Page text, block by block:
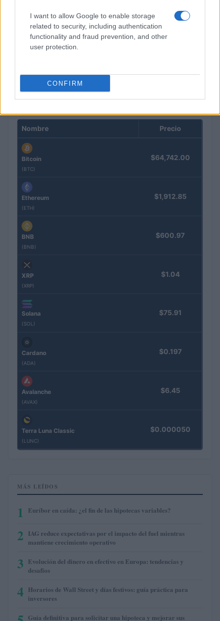
I want to allow Google to enable storage
related to security, including authentication
functionality and fraud prevention, and other
user protection.
CONFIRM
Intervención conjunta de Japón y EE.UU. para frenar la caída
Nombre Precio
Bitcoin
(BTC)
$64,742.00
Ethereum
(ETH)
$1,912.85
BNB
(BNB)
$600.97
XRP
(XRP)
$1.04
Solana
(SOL)
$75.91
Cardano
(ADA)
$0.197
Avalanche
(AVAX)
$6.45
Terra Luna Classic
(LUNC)
$0.000050
MÁS LEÍDOS
1 Euríbor en caída: ¿el fin de las hipotecas variables?
2 IAG reduce expectativas por el impacto del fuel mientras
mantiene crecimiento operativo
3 Evolución del dinero en efectivo en Europa: tendencias y
desafíos
4 Horarios de Wall Street y días festivos: guía práctica para
inversores
Guía definitiva para solicitar una hipoteca y mejorar sus